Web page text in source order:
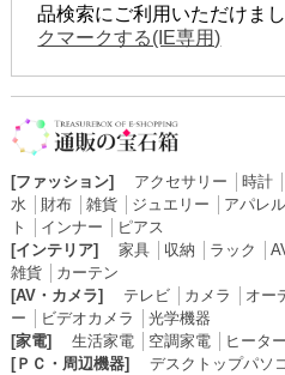
品検索にご利用いただけま
クマークする(IE専用)
[ファッション] アクセサリー 時計│
水
財布│ 雑貨│ ジュエリー アパレル
ト
インナー
ピアス
[インテリア]
家具│ 収納 ラック
雑貨│ カーテン
[AV・カメラ]
テレビ│ カメラ オー
ー
ビデオカメラ
光学機器
[家電]
生活家電│ 空調家電│ ヒーター
[ＰＣ・周辺機器]
デスクトップパソ